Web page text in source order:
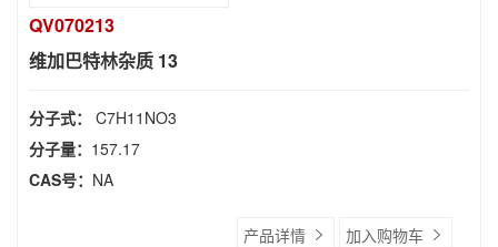
QV070213
维加巴特林杂质 13
分子式： C7H11NO3
分子量： 157.17
CAS号： NA
产品详情 加入购物车